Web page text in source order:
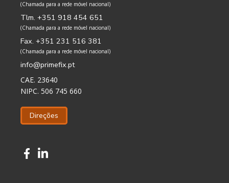
(Chamada para a rede móvel nacional)
Tlm. +351 918 454 651
(Chamada para a rede móvel nacional)
Fax. +351 231 516 381
(Chamada para a rede móvel nacional)
info@primefix.pt
CAE. 23640
NIPC. 506 745 660
Direções